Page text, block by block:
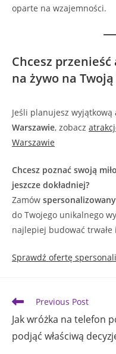
oparte na wzajemności.
Chcesz
na żywo na
Jeśli planujesz wyjątkową
Warszawie, zobacz
Warszawie
Chcesz poznać swoją
jeszcze dokładniej?
Zamów
do Twojego unikalnego
najlepiej budować trwałe
Sprawdź ofertę
Read
articles
Previous Post
Jak wróżka na telefon
podjąć właściwą